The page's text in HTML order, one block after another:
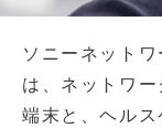
ソニーネット
は、ネットワ
端末と、ヘル